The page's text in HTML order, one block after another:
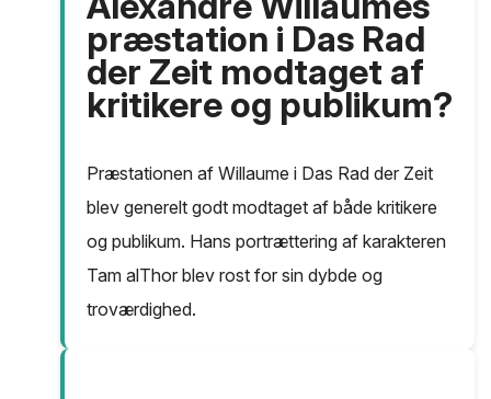
præstation i Das Rad
der Zeit modtaget af
kritikere og publikum?
Præstationen af Willaume i Das Rad der Zeit
blev generelt godt modtaget af både kritikere
og publikum. Hans portrættering af karakteren
Tam alThor blev rost for sin dybde og
troværdighed.